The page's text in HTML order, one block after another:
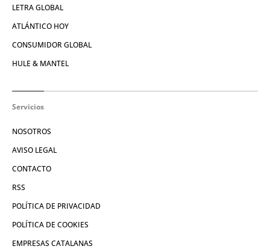
LETRA GLOBAL
ATLÁNTICO HOY
CONSUMIDOR GLOBAL
HULE & MANTEL
Servicios
NOSOTROS
AVISO LEGAL
CONTACTO
RSS
POLÍTICA DE PRIVACIDAD
POLÍTICA DE COOKIES
EMPRESAS CATALANAS